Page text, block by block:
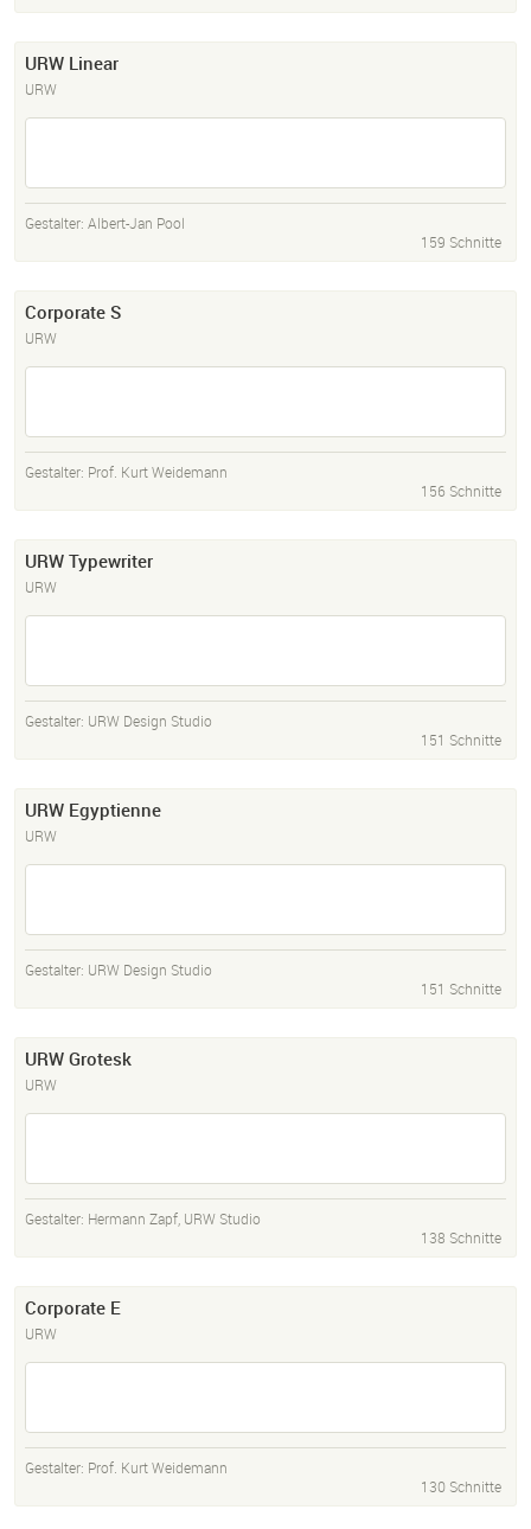
URW Linear
URW
Gestalter: Albert-Jan Pool
159 Schnitte
Corporate S
URW
Gestalter: Prof. Kurt Weidemann
156 Schnitte
URW Typewriter
URW
Gestalter: URW Design Studio
151 Schnitte
URW Egyptienne
URW
Gestalter: URW Design Studio
151 Schnitte
URW Grotesk
URW
Gestalter: Hermann Zapf, URW Studio
138 Schnitte
Corporate E
URW
Gestalter: Prof. Kurt Weidemann
130 Schnitte